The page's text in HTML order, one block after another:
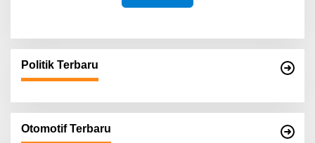
Politik Terbaru
Otomotif Terbaru